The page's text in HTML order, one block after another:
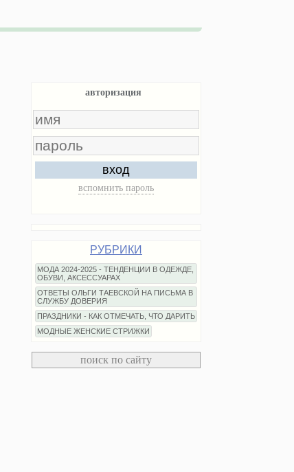
авторизация
вход
вспомнить пароль
РУБРИКИ
МОДА 2024-2025 - ТЕНДЕНЦИИ В ОДЕЖДЕ,
ОБУВИ, АКСЕССУАРАХ
ОТВЕТЫ ОЛЬГИ ТАЕВСКОЙ НА ПИСЬМА В
СЛУЖБУ ДОВЕРИЯ
ПРАЗДНИКИ - КАК ОТМЕЧАТЬ, ЧТО ДАРИТЬ
МОДНЫЕ ЖЕНСКИЕ СТРИЖКИ